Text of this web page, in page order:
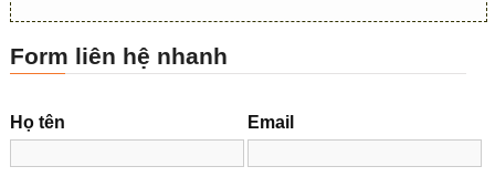
Form liên hệ nhanh
Họ tên Email